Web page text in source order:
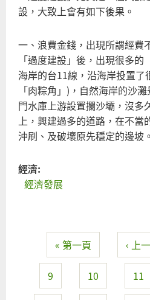
設，大致上會有如下後果。
一、浪費金錢，出現所謂經費
「過度建設」後，出現很多
海岸的台11線，沿海岸投置
「肉粽角」)，自然海岸的沙
門水庫上游設置攔沙壩，沒多
上，興建過多的道路，在不
沖刷、及破壞原先穩定的邊坡。
經濟:
經濟發展
頁面« 第一頁 ‹ 上
9 10 11